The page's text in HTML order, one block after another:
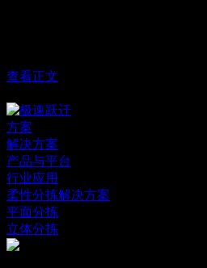
务
支
持
查看正文
方案
解决方案
产品与平台
行业应用
柔性分拣解决方案
平面分拣
立体分拣